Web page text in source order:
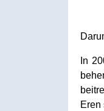
In
Eren